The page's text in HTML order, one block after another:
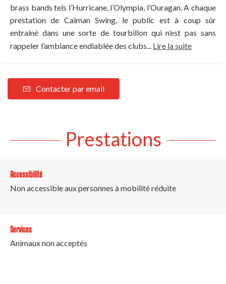
brass bands tels l’Hurricane, l’Olympia, l’Ouragan. A chaque
prestation de Caïman Swing, le public est à coup sûr
entraîné dans une sorte de tourbillon qui n’est pas sans
rappeler l’ambiance endiablée des clubs... Lire la suite
Contacter par email
Prestations
Accessibilité
Non accessible aux personnes à mobilité réduite
Services
Animaux non acceptés